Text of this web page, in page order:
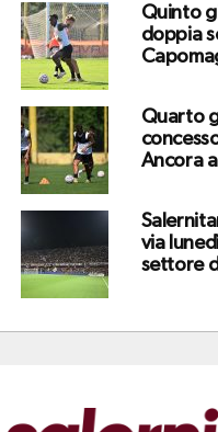
Quinto
doppia
Quarto
Ancora
via
settore